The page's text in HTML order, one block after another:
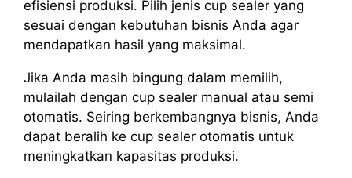
efisiensi produksi. Pilih jenis cup sealer yang
sesuai dengan kebutuhan bisnis Anda agar
mendapatkan hasil yang maksimal.
Jika Anda masih bingung dalam memilih,
mulailah dengan cup sealer manual atau semi
otomatis. Seiring berkembangnya bisnis, Anda
dapat beralih ke cup sealer otomatis untuk
meningkatkan kapasitas produksi.